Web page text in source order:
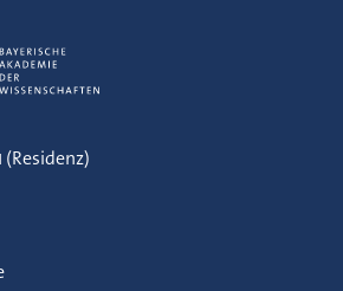
(Residenz)